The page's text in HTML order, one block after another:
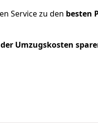
Service zu den besten
der Umzugskosten